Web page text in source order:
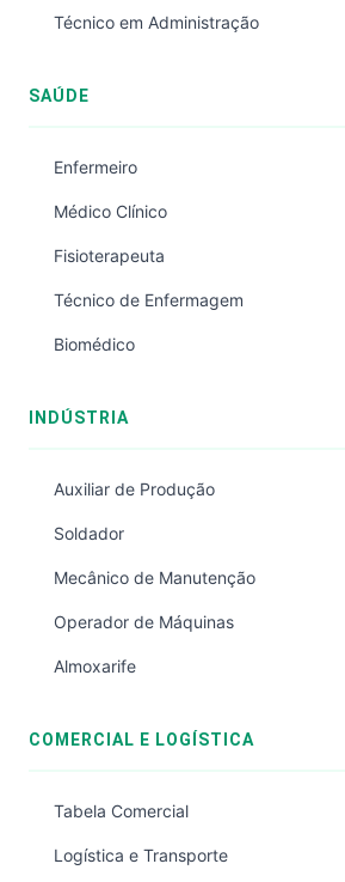
Técnico em Administração
SAÚDE
Enfermeiro
Médico Clínico
Fisioterapeuta
Técnico de Enfermagem
Biomédico
INDÚSTRIA
Auxiliar de Produção
Soldador
Mecânico de Manutenção
Operador de Máquinas
Almoxarife
COMERCIAL E LOGÍSTICA
Tabela Comercial
Logística e Transporte